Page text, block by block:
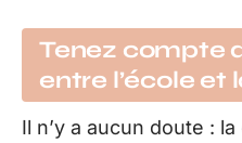
Tenez compte
entre l’école et
Il n’y a aucun doute :